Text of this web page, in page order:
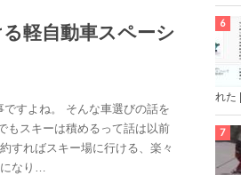
軽自動車スペーシ
すよね。 そんな車選びの話を
もスキーは積めるって話は以前
すればスキー場に行ける、楽々
なり…
れた